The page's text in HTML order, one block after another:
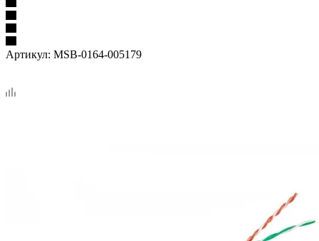
Артикул: MSB-0164-005179